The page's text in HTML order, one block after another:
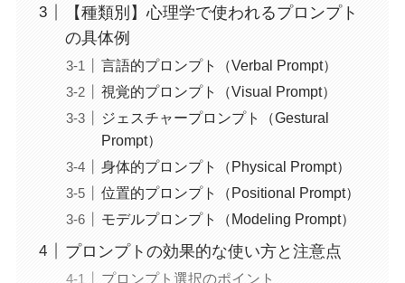
【種類別】心理学で使われるプロンプト
の具体例
言語的プロンプト（Verbal Prompt）
視覚的プロンプト（Visual Prompt）
ジェスチャープロンプト（Gestural
Prompt）
身体的プロンプト（Physical Prompt）
位置的プロンプト（Positional Prompt）
モデルプロンプト（Modeling Prompt）
プロンプトの効果的な使い方と注意点
プロンプト選択のポイント